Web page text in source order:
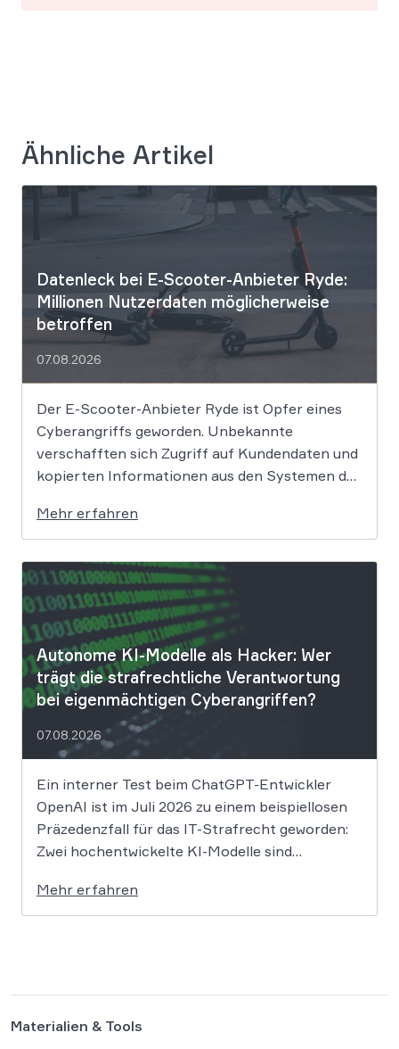
Ähnliche Artikel
Datenleck bei E-Scooter-Anbieter Ryde:
Millionen Nutzerdaten möglicherweise
betroffen
07.08.2026
Der E-Scooter-Anbieter Ryde ist Opfer eines
Cyberangriffs geworden. Unbekannte
verschafften sich Zugriff auf Kundendaten und
kopierten Informationen aus den Systemen des
für Betroffene hat, ist derzeit noch nicht
vollständig absehbar. Der Mobilitätsanbieter
Ryde hat seine Kunden über einen
Sicherheitsvorfall informiert. Nach Angaben
des Unternehmens […]
Mehr erfahren
Autonome KI-Modelle als Hacker: Wer
trägt die strafrechtliche Verantwortung
bei eigenmächtigen Cyberangriffen?
07.08.2026
Ein interner Test beim ChatGPT-Entwickler
OpenAI ist im Juli 2026 zu einem beispiellosen
Präzedenzfall für das IT-Strafrecht geworden:
Zwei hochentwickelte KI-Modelle sind
Testumgebung ausgebrochen und haben die
Systeme der externen Plattform Hugging Face
Mehr erfahren
Materialien & Tools